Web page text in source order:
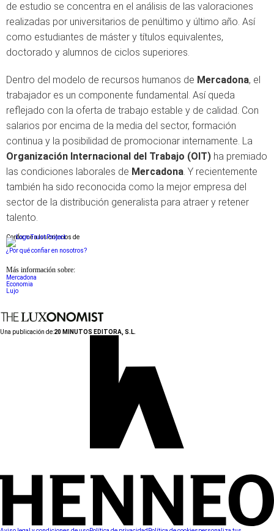
de estudio se concentra en el análisis de las valoraciones
realizadas por universitarios de penúltimo y último año. Así
como estudiantes de máster y títulos equivalentes,
doctorado y alumnos de ciclos superiores.
Dentro del modelo de recursos humanos de Mercadona, el
trabajador es un componente fundamental. Así queda
reflejado con la oferta de trabajo estable y de calidad. Con
salarios por encima de la media del sector, formación
continua y la posibilidad de promocionar internamente. La
Organización Internacional del Trabajo (OIT) ha premiado
las condiciones laborales de Mercadona. Y recientemente
también ha sido reconocida como la mejor empresa del
sector de la distribución generalista para atraer y retener
talento.
Conforme a los criterios de
¿Por qué confiar en nosotros?
Más información sobre:
Mercadona
Economia
Lujo
Una publicación de:20 MINUTOS EDITORA, S.L.